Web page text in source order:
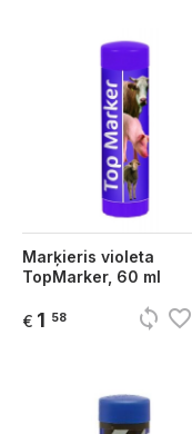
Marķieris violeta
TopMarker, 60 ml
€ 1 58 sync favorite_border